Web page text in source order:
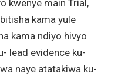
kwenye main Trial,
kama yule
kama ndiyo hivyo
lead evidence ku-
naye atatakiwa ku-